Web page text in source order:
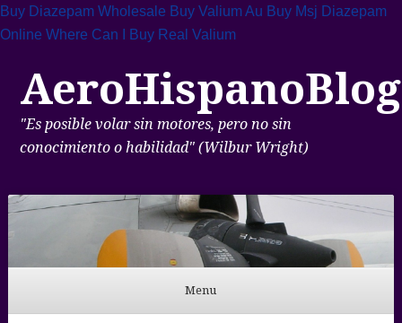
Buy Diazepam Wholesale Buy Valium Au Buy Msj Diazepam
Online Where Can I Buy Real Valium
AeroHispanoBlog
"Es posible volar sin motores, pero no sin
conocimiento o habilidad" (Wilbur Wright)
Menu